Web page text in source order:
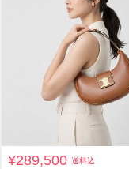
¥289,500送料込